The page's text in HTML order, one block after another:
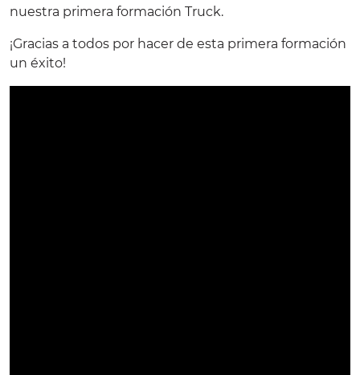
nuestra primera formación Truck.
¡Gracias a todos por hacer de esta primera formación
un éxito!